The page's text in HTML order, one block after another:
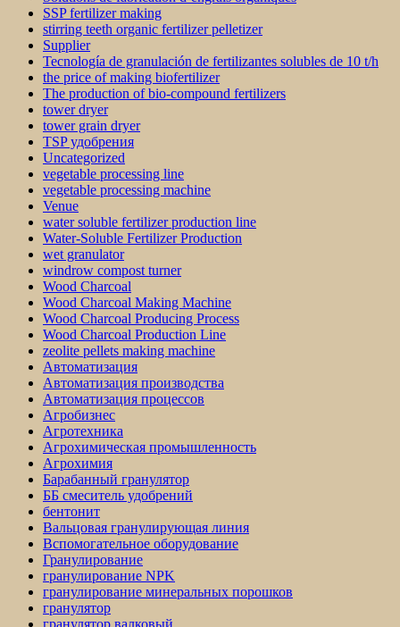
SSP fertilizer making
stirring teeth organic fertilizer pelletizer
Supplier
Tecnología de granulación de fertilizantes solubles de 10 t/h
the price of making biofertilizer
The production of bio-compound fertilizers
tower dryer
tower grain dryer
TSP удобрения
Uncategorized
vegetable processing line
vegetable processing machine
Venue
water soluble fertilizer production line
Water-Soluble Fertilizer Production
wet granulator
windrow compost turner
Wood Charcoal
Wood Charcoal Making Machine
Wood Charcoal Producing Process
Wood Charcoal Production Line
zeolite pellets making machine
Автоматизация
Автоматизация производства
Автоматизация процессов
Агробизнес
Агротехника
Агрохимическая промышленность
Агрохимия
Барабанный гранулятор
ББ смеситель удобрений
бентонит
Вальцовая гранулирующая линия
Вспомогательное оборудование
Гранулирование
гранулирование NPK
гранулирование минеральных порошков
гранулятор